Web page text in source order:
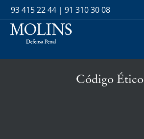
93 415 22 44 | 91 310 30 08
Código Ético